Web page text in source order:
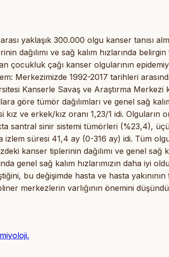
yaklaşık 300.000 olgu kanser tanısı
dağılımı ve sağ kalım hızlarında
çocukluk çağı kanser olgularının
Merkezimizde 1992-2017 tarihleri
Kanserle Savaş ve Araştırma Merkezi
göre tümör dağılımları ve genel sağ
kız ve erkek/kız oranı 1,23/1 idi. Olguların
santral sinir sistemi tümörleri (%23,4),
süresi 41,4 ay (0-316 ay) idi. Tüm
kanser tiplerinin dağılımı ve genel sağ
genel sağ kalım hızlarımızın daha iyi
bu değişimde hasta ve hasta
merkezlerin varlığının önemini